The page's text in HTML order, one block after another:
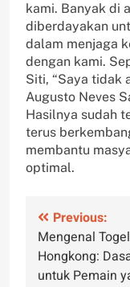
kami. Banyak di
diberdayakan
dalam menjaga
dengan kami.
Siti, “Saya tidak
Augusto Neves
Hasilnya sudah
terus
membantu
optimal.
Post
navigation
Previous:
Mengenal Togel
Hongkong:
untuk Pemain